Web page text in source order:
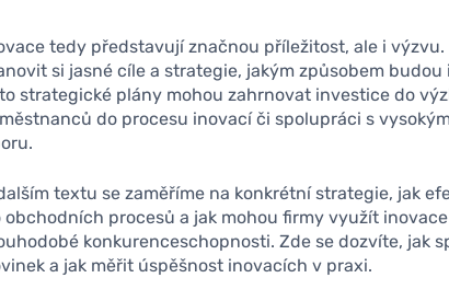
tedy představují značnou příležitost, ale i výzvu.
si jasné cíle a strategie, jakým způsobem
strategické plány mohou zahrnovat investice do
do procesu inovací či spolupráci s
textu se zaměříme na konkrétní strategie, jak
obchodních procesů a jak mohou firmy využít
konkurenceschopnosti. Zde se dozvíte, jak
a jak měřit úspěšnost inovacích v praxi.